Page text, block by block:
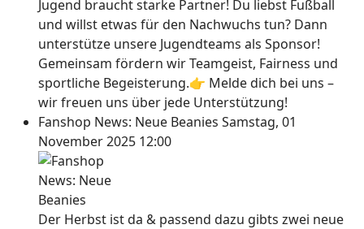
Jugend braucht starke Partner! Du liebst Fußball
und willst etwas für den Nachwuchs tun? Dann
unterstütze unsere Jugendteams als Sponsor!
Gemeinsam fördern wir Teamgeist, Fairness und
sportliche Begeisterung.👉 Melde dich bei uns –
wir freuen uns über jede Unterstützung!
Fanshop News: Neue Beanies Samstag, 01
November 2025 12:00
Der Herbst ist da & passend dazu gibts zwei neue